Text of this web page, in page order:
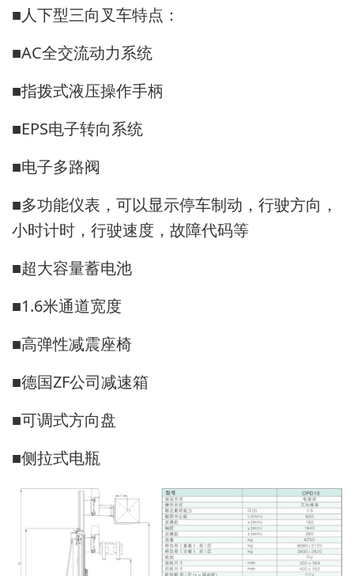
■人下型三向叉车特点：
■AC全交流动力系统
■指拨式液压操作手柄
■EPS电子转向系统
■电子多路阀
■多功能仪表，可以显示停车制动，行驶方向，
小时计时，行驶速度，故障代码等
■超大容量蓄电池
■1.6米通道宽度
■高弹性减震座椅
■德国ZF公司减速箱
■可调式方向盘
■侧拉式电瓶